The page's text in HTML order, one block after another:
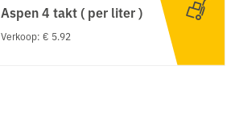
Aspen 4 takt ( per liter )
Verkoop: € 5.92